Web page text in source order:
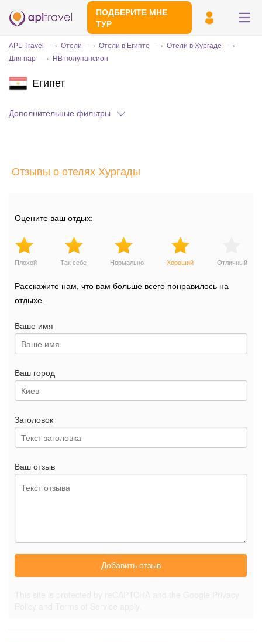
ПОДБЕРИТЕ МНЕ
ТУР
Эксперт свяжется с вами и сделает
APL Travel Отели Отели в Египте
Отели в Хургаде
Для пар
HB полупансион
Египет
Дополнительные фильтры
Отзывы о отелях Хургады
Оцените ваш отдых:
Плохой Так себе Нормально Хороший Отличный
Расскажите нам, что вам больше всего понравилось на
отдыхе.
Ваше имя
Ваш город
Заголовок
Ваш отзыв
Добавить отзыв